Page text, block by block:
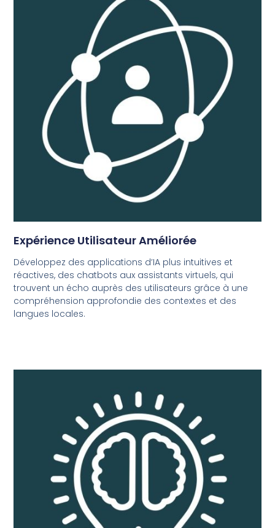
Expérience Utilisateur Améliorée
Développez des applications d’IA plus intuitives et
réactives, des chatbots aux assistants virtuels, qui
trouvent un écho auprès des utilisateurs grâce à une
compréhension approfondie des contextes et des
langues locales.